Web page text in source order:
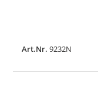
Art.Nr. 9232N